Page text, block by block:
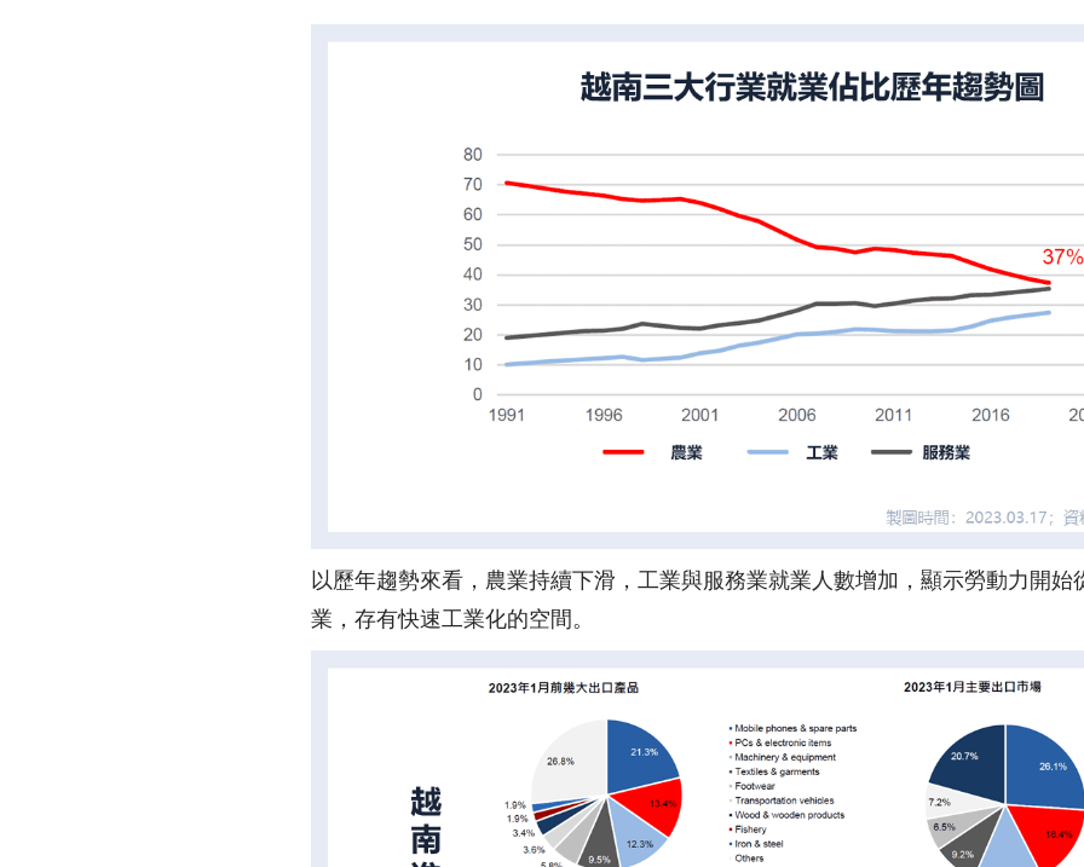
以歷年趨勢來看，農業持續下滑，工業與服務業就業人數增加，顯示勞動力開始
業，存有快速工業化的空間。